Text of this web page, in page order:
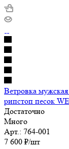
Ветровка
рипстоп песок
Достаточно
Много
Арт.: 764-001
7 600 ₽/шт